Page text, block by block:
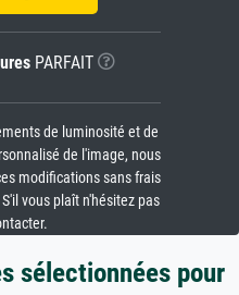
PARFAIT
de luminosité et de
de l'image, nous
modifications sans frais
vous plaît n'hésitez pas
sélectionnées pour